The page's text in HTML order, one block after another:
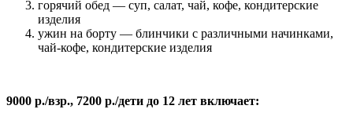
горячий обед — суп, салат, чай, кофе, кондитерские
изделия
ужин на борту — блинчики с различными начинками,
чай-кофе, кондитерские изделия
9000 р./взр., 7200 р./дети до 12 лет включает: